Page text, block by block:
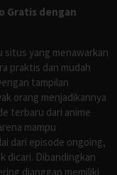
Gratis dengan
situs yang menawarkan
praktis dan mudah
tampilan
orang menjadikannya
terbaru dari anime
mampu
dari episode ongoing,
dicari. Dibandingkan
dianggap memiliki